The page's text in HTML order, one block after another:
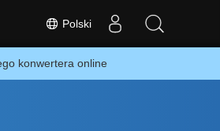
Polski
konwertera online